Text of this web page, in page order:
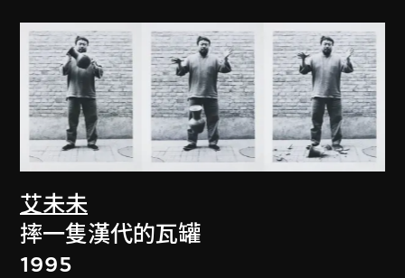
艾未未
摔一隻漢代的瓦罐
1995